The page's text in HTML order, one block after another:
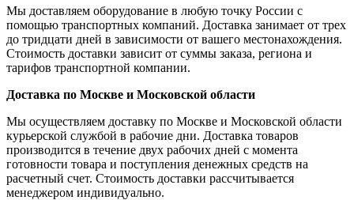
Мы доставляем оборудование в любую точку России с
помощью транспортных компаний. Доставка занимает от трех
до тридцати дней в зависимости от вашего местонахождения.
Стоимость доставки зависит от суммы заказа, региона и
тарифов транспортной компании.
Доставка по Москве и Московской области
Мы осуществляем доставку по Москве и Московской области
курьерской службой в рабочие дни. Доставка товаров
производится в течение двух рабочих дней с момента
готовности товара и поступления денежных средств на
расчетный счет. Стоимость доставки рассчитывается
менеджером индивидуально.